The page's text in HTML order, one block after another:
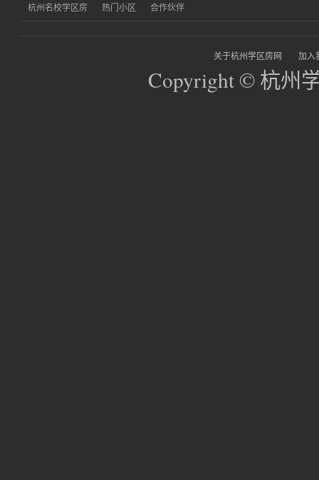
杭州名校学区房 热门小区 合作伙伴
关于杭州学区房网 加入
Copyright © 杭州